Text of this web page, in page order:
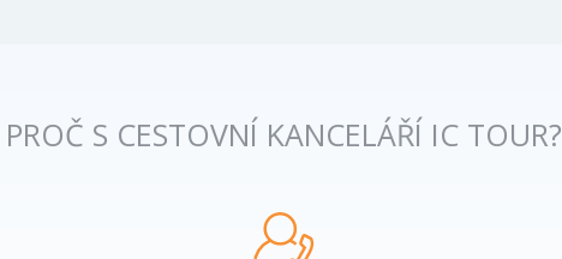
PROČ S CESTOVNÍ KANCELÁŘÍ IC TOUR?